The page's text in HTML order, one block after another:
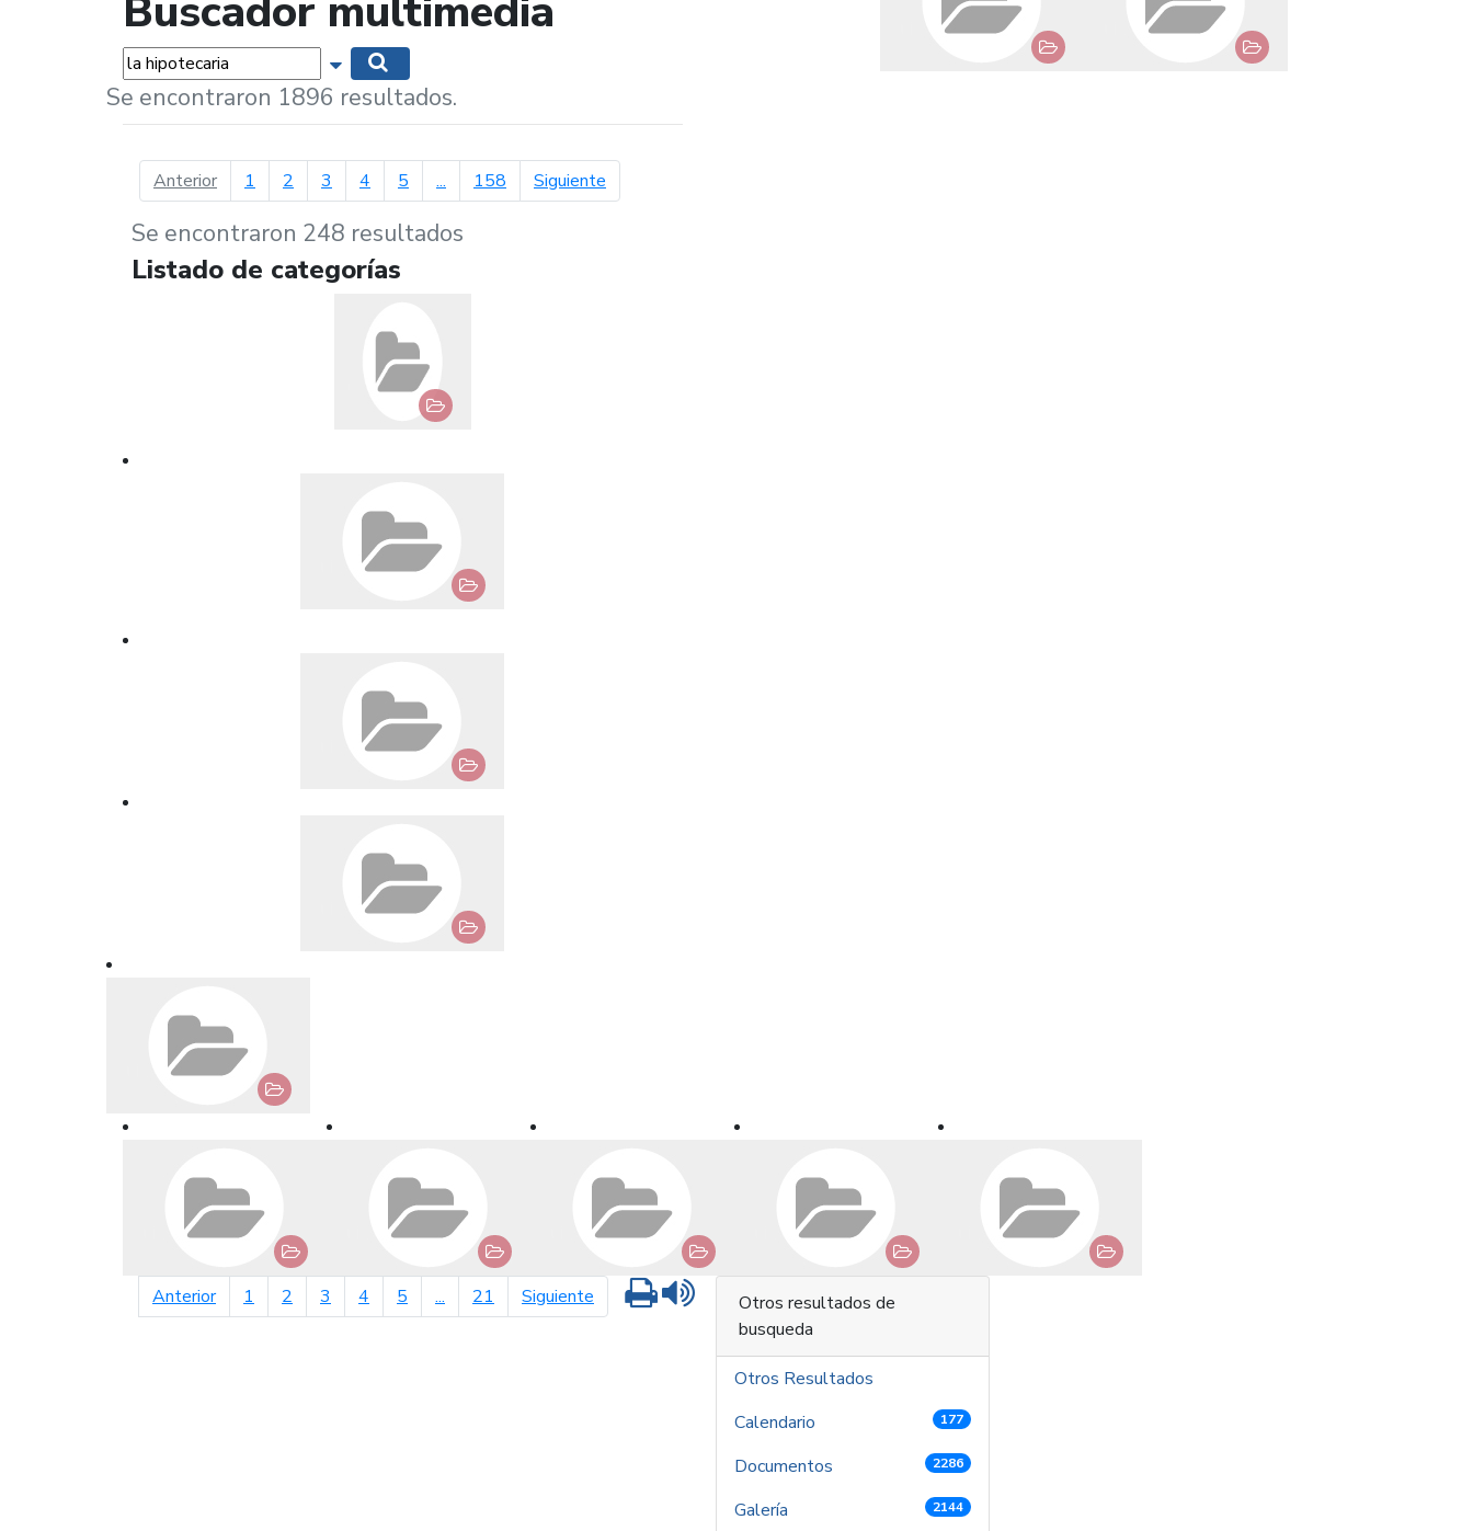
Buscador multimedia
Palabras... Mostrar opciones de búsqueda
Se encontraron 1896 resultados.
Anteriorpágina anterior
1 2 3 4 5 ... 158 Siguientepágina siguiente
Se encontraron 248 resultados
Listado de categorías
Anteriorpágina anterior
1 2 3 4 5 ... 21 Siguiente página siguiente
Imprimir
Otros resultados de
busqueda
Otros Resultados
Calendario
177
Documentos 2286
Galería 2144